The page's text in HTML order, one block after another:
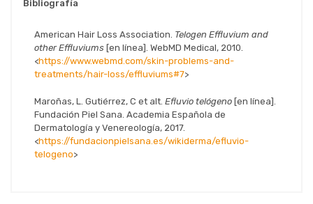
Bibliografía
American Hair Loss Association. Telogen Effluvium and
other Effluviums [en línea]. WebMD Medical, 2010.
<https://www.webmd.com/skin-problems-and-
treatments/hair-loss/effluviums#7>
Maroñas, L. Gutiérrez, C et alt. Efluvio telógeno [en línea].
Fundación Piel Sana. Academia Española de
Dermatología y Venereología, 2017.
<https://fundacionpielsana.es/wikiderma/efluvio-
telogeno>